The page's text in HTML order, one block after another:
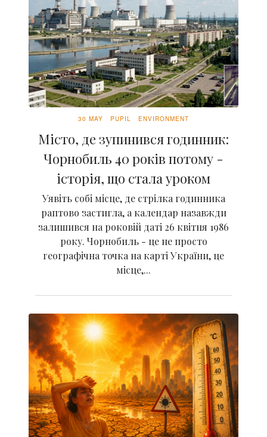
30 MAY PUPIL ENVIRONMENT
Місто, де зупинився годинник:
Чорнобиль 40 років потому -
історія, що стала уроком
Уявіть собі місце, де стрілка годинника
раптово застигла, а календар назавжди
залишився на роковій даті 26 квітня 1986
року. Чорнобиль - це не просто
географічна точка на карті України, це
місце,...